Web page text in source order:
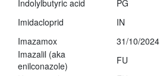
Indolylbutyric acid
PG
Imidacloprid
IN
Imazamox
31/10/2024
Imazalil (aka
enilconazole)
FU